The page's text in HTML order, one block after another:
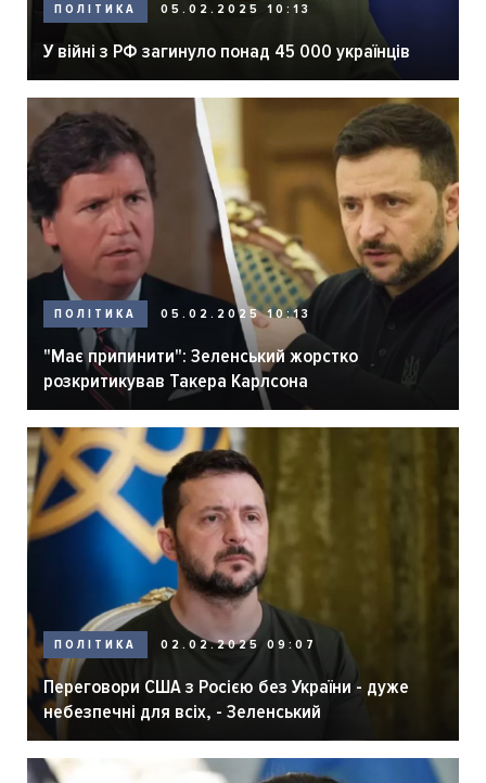
ПОЛІТИКА 05.02.2025 10:13
У війні з РФ загинуло понад 45 000 українців
ПОЛІТИКА 05.02.2025 10:13
"Має припинити": Зеленський жорстко
розкритикував Такера Карлсона
ПОЛІТИКА 02.02.2025 09:07
Переговори США з Росією без України - дуже
небезпечні для всіх, - Зеленський